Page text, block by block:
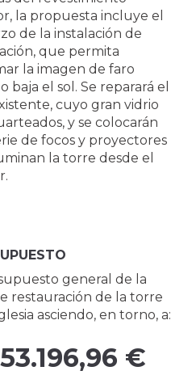
la propuesta incluye el
de la instalación de
que permita
la imagen de faro
baja el sol. Se reparará el
cuyo gran vidrio
y se colocarán
de focos y proyectores
la torre desde el
general de la
restauración de la torre
asciendo, en torno, a:
€